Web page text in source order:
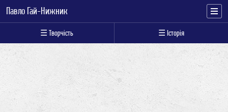
Павло Гай-Нижник
☰ Творчість ☰ Історія